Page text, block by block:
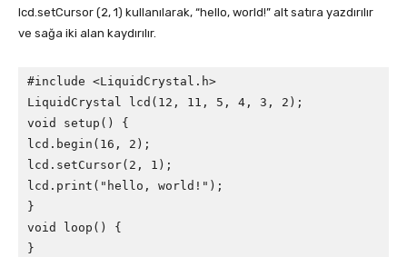
lcd.setCursor (2, 1) kullanılarak, “hello, world!” alt satıra yazdırılır
ve sağa iki alan kaydırılır.
#include <LiquidCrystal.h>
LiquidCrystal lcd(12, 11, 5, 4, 3, 2);
void setup() {
lcd.begin(16, 2);
lcd.setCursor(2, 1);
lcd.print("hello, world!");
}
void loop() {
}